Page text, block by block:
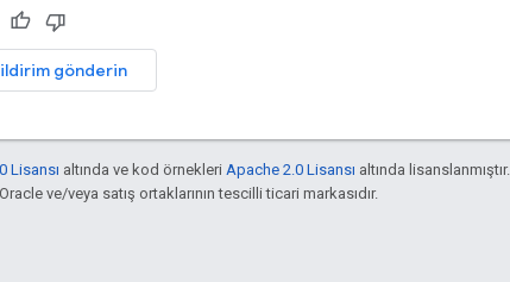
gönderin
Lisansı altında ve kod örnekleri Apache 2.0 Lisansı altında lisanslanmıştır.
ve/veya satış ortaklarının tescilli ticari markasıdır.